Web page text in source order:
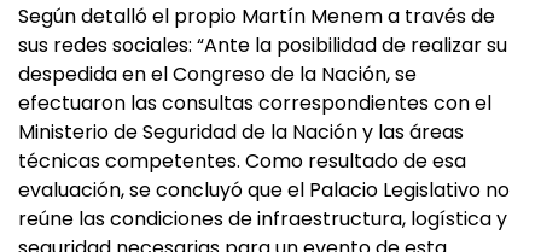
Según detalló el propio Martín Menem a través de
sus redes sociales: “Ante la posibilidad de realizar su
despedida en el Congreso de la Nación, se
efectuaron las consultas correspondientes con el
Ministerio de Seguridad de la Nación y las áreas
técnicas competentes. Como resultado de esa
evaluación, se concluyó que el Palacio Legislativo no
reúne las condiciones de infraestructura, logística y